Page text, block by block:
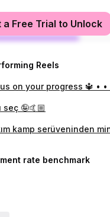
a Free Trial to Unlock
Reels
seç 🤪🤙🏼
rate benchmark